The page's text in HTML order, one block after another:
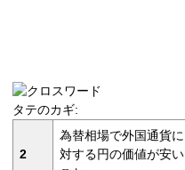
タテのカギ:
2
為替相場で外国通貨に
対する円の価値が安い